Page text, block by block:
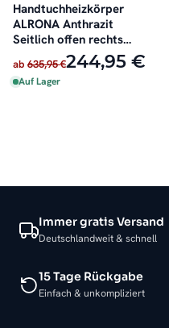
Handtuchheizkörper
ALRONA Anthrazit
Seitlich offen rechts
oder links
ab 635,95 €244,95 €
Auf Lager
Immer gratis Versand
Deutschlandweit & schnell
15 Tage Rückgabe
Einfach & unkompliziert